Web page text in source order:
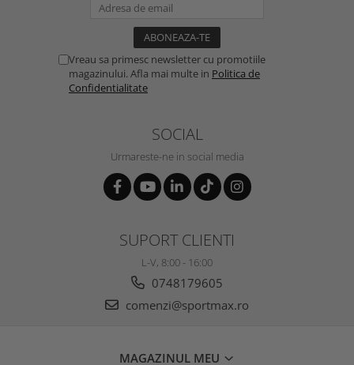
Vreau sa primesc newsletter cu promotiile
magazinului. Afla mai multe in Politica de
Confidentialitate
SOCIAL
Urmareste-ne in social media
SUPORT CLIENTI
L-V, 8:00 - 16:00
0748179605
comenzi@sportmax.ro
MAGAZINUL MEU